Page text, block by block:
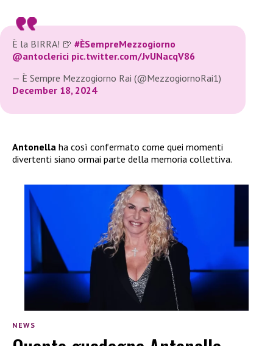
È la BIRRA! 🍺 #ÈSempreMezzogiorno
@antoclerici pic.twitter.com/JvUNacqV86
— È Sempre Mezzogiorno Rai (@MezzogiornoRai1)
December 18, 2024
Antonella ha così confermato come quei momenti
divertenti siano ormai parte della memoria collettiva.
NEWS